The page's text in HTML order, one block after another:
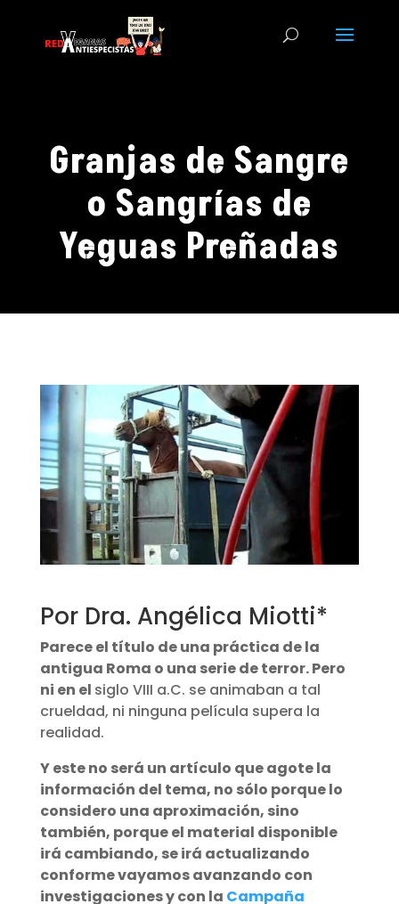
Granjas de Sangre
o Sangrías de
Yeguas Preñadas
Por Dra. Angélica Miotti*
Parece el título de una práctica de la
antigua Roma o una serie de terror. Pero
ni en el siglo VIII a.C. se animaban a tal
crueldad, ni ninguna película supera la
realidad.
Y este no será un artículo que agote la
información del tema, no sólo porque lo
considero una aproximación, sino
también, porque el material disponible
irá cambiando, se irá actualizando
conforme vayamos avanzando con
investigaciones y con la Campaña